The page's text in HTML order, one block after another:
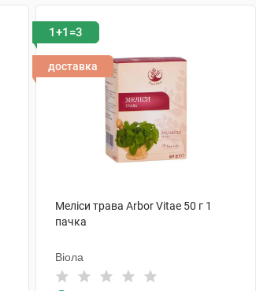
1+1=3
доставка
Меліси трава Arbor Vitae 50 г 1
пачка
Віола